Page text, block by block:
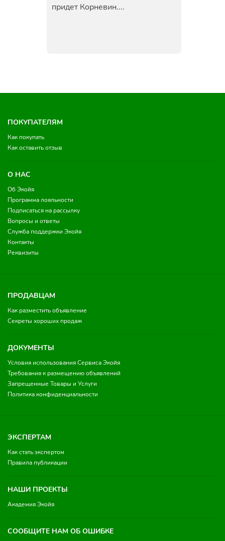
придет Корневин....
ПОКУПАТЕЛЯМ
Как покупать
Как оставить отзыв
О НАС
Об Экойя
Программа лояльности
Подписаться на рассылку
Вопросы и ответы
Служба поддержки Экойя
Контакты
Реквизиты
ПРОДАВЦАМ
Как разместить объявление
Секреты хороших продаж
ДОКУМЕНТЫ
Условия использования Сервиса Экойя
Требования к размещению объявлений
Запрещенные Товары и Услуги
Политика конфиденциальности
ЭКСПЕРТАМ
Как стать экспертом
Правила публикации
НАШИ ПРОЕКТЫ
Академия Экойя
СООБЩИТЕ НАМ ОБ ОШИБКЕ